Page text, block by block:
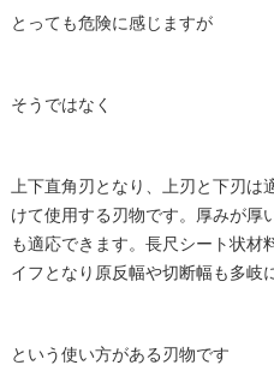
とっても危険に感じますが
そうではなく
上下直角刃となり、上刃と下刃は
けて使用する刃物です。厚みが厚
も適応できます。長尺シート状材
イフとなり原反幅や切断幅も多岐
という使い方がある刃物です